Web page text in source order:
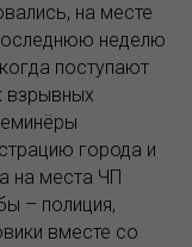
на месте
неделю
поступают
взрывных
города и
на места ЧП
– полиция,
вместе со